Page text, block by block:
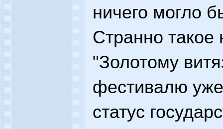
ничего могло
Странно такое
"Золотому
фестивалю
статус